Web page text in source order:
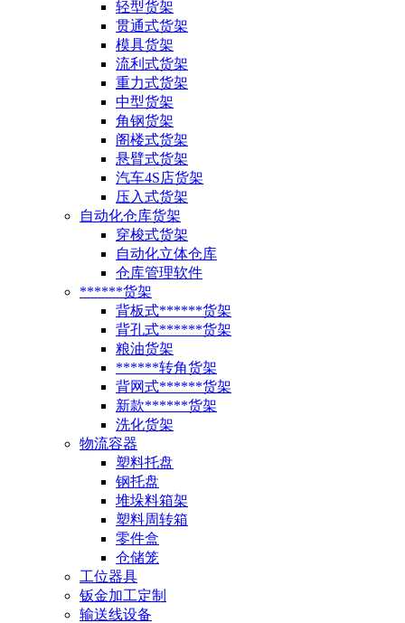
轻型货架
贯通式货架
模具货架
流利式货架
重力式货架
中型货架
角钢货架
阁楼式货架
悬臂式货架
汽车4S店货架
压入式货架
自动化仓库货架
穿梭式货架
自动化立体仓库
仓库管理软件
******货架
背板式******货架
背孔式******货架
粮油货架
******转角货架
背网式******货架
新款******货架
洗化货架
物流容器
塑料托盘
钢托盘
堆垛料箱架
塑料周转箱
零件盒
仓储笼
工位器具
钣金加工定制
输送线设备